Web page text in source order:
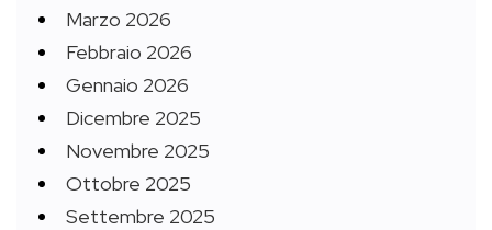
Marzo 2026
Febbraio 2026
Gennaio 2026
Dicembre 2025
Novembre 2025
Ottobre 2025
Settembre 2025